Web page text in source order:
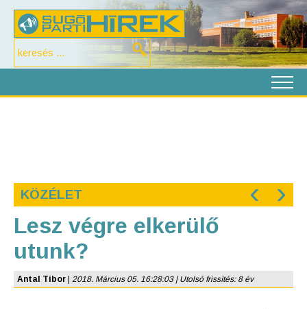
KÖZÉLET ‹ ›
Lesz végre elkerülő
utunk?
Antal Tibor 2018. Március 05. 16:28:03 | Utolsó frissítés: 8 év